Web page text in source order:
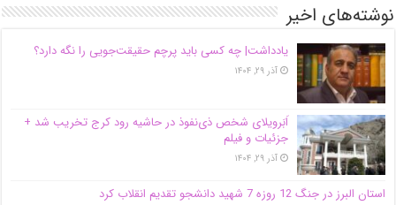
نوشته‌های اخیر
یادداشت| ‌چه کسی باید پرچم حقیقت‌جویی را نگه دارد؟
آذر ۲۹, ۱۴۰۴
اَبَر‌ویلای شخص ذی‌نفوذ در حاشیه‌ رود کرج تخریب شد +
جزئیات و فیلم
آذر ۲۹, ۱۴۰۴
استان البرز در جنگ 12 روزه 7 شهید دانشجو تقدیم انقلاب کرد